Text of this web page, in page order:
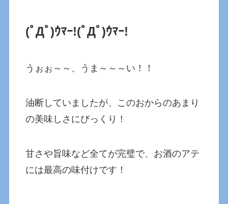
(ﾟДﾟ)ｳﾏｰ!(ﾟДﾟ)ｳﾏｰ!
うぉぉ～～、うま～～～い！！
油断していましたが、このおからのあまり
の美味しさにびっくり！
甘さや旨味など全てが完璧で、お酒のアテ
には最高の味付けです！